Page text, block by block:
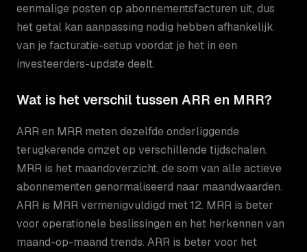
eenmalige posten op abonnementsfacturen uit, dus
het getal kan aanpassing nodig hebben afhankelijk
van je facturatie-setup voordat je het in een
investeerders-update deelt.
Wat is het verschil tussen ARR en MRR?
ARR en MRR meten dezelfde onderliggende
terugkerende omzet op verschillende tijdschalen.
MRR is het maandoverzicht, de som van alle actieve
abonnementen genormaliseerd naar maandwaarden.
ARR is MRR vermenigvuldigd met 12. MRR is beter
voor operationele beslissingen en het herkennen van
maand-op-maand trends. ARR is beter voor het